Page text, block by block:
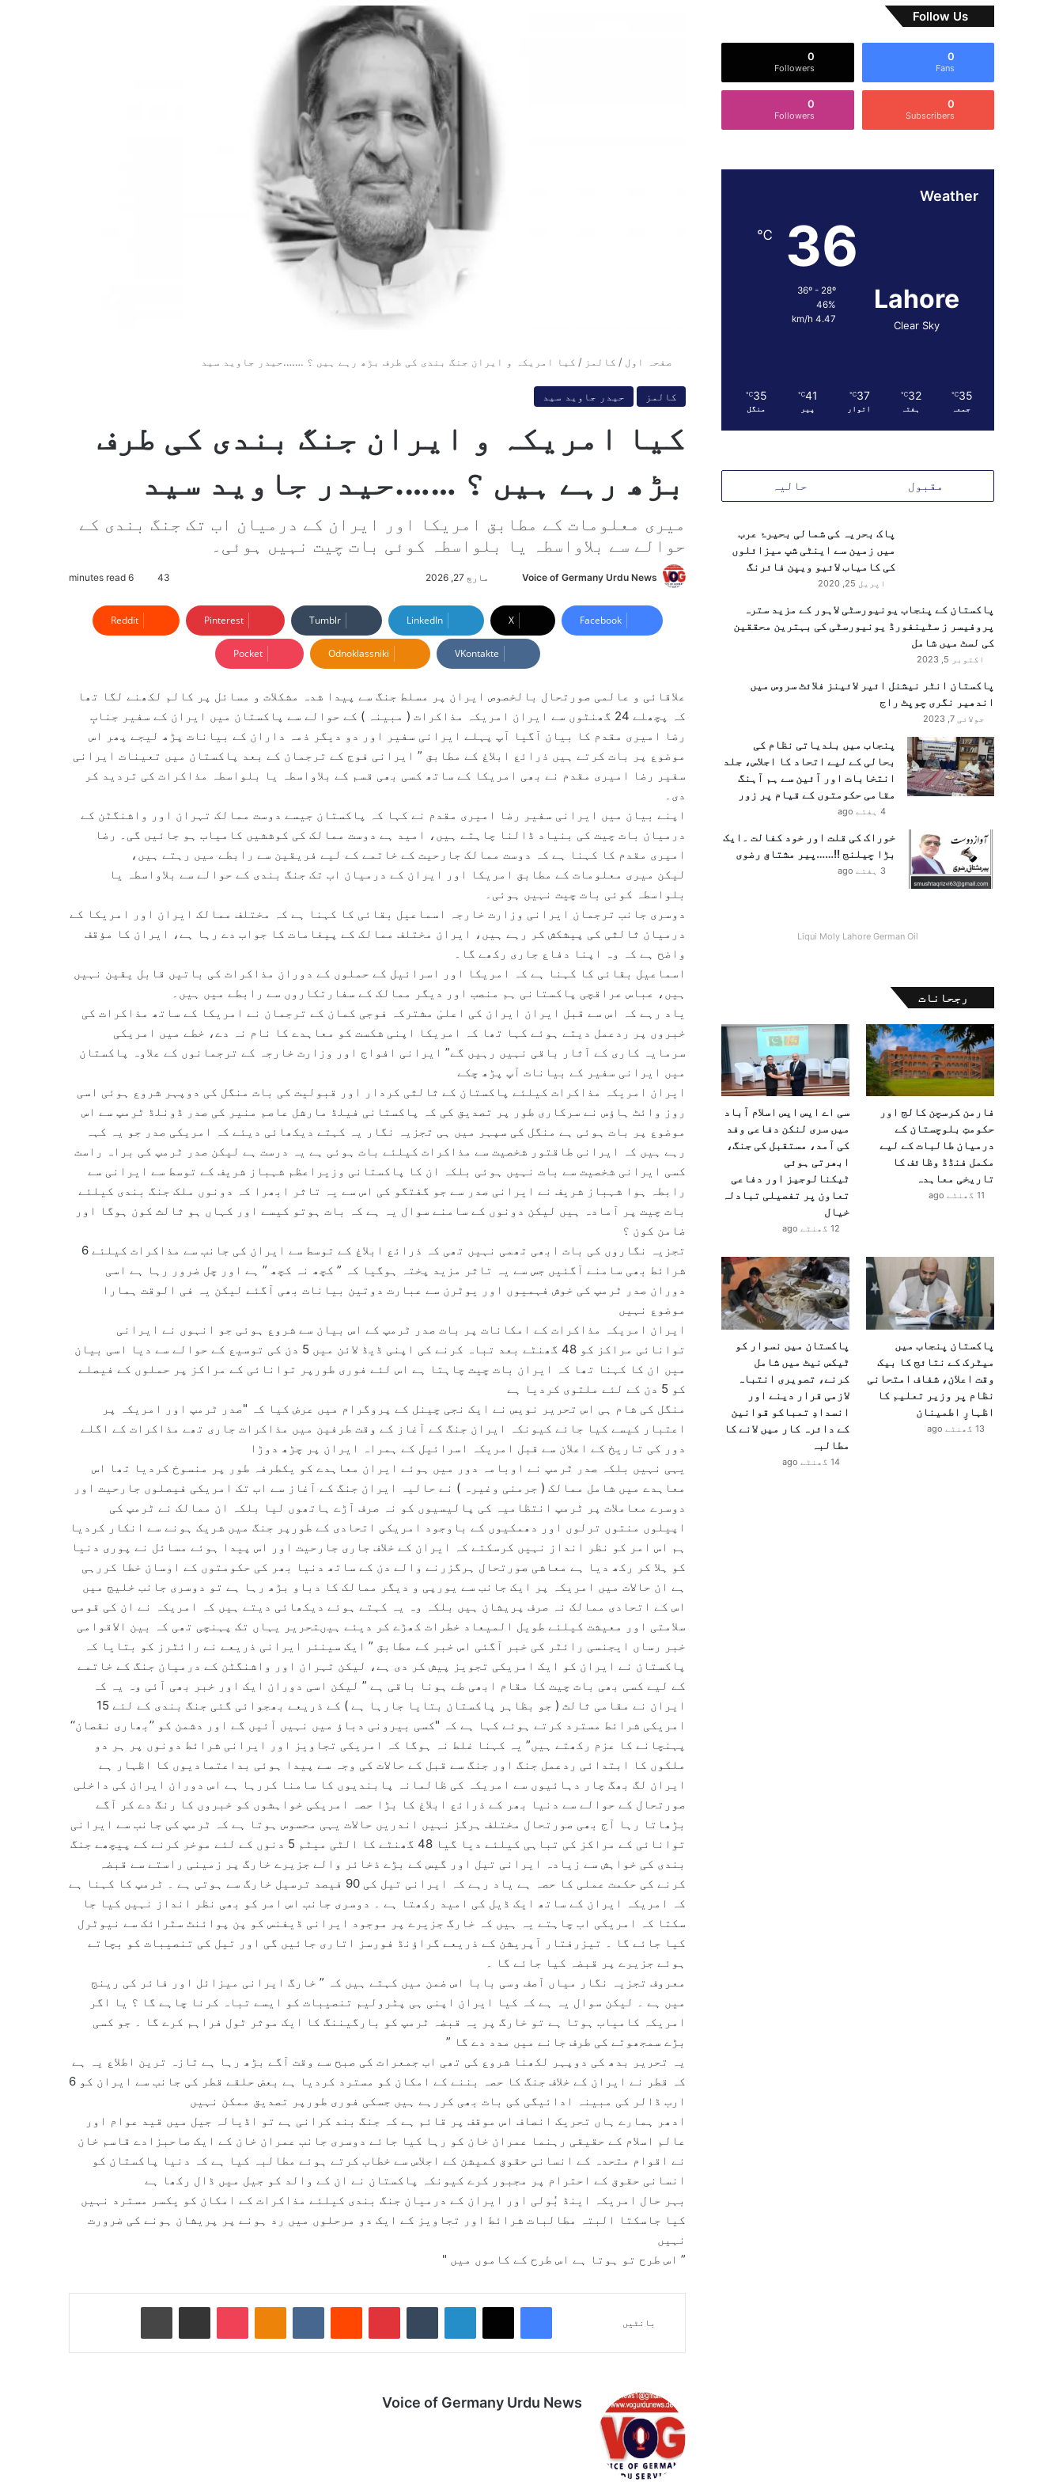
صفحہ اول / کالمز / کیا امریکہ و ایران جنگ بندی کی طرف بڑھ رہے ہیں ؟ …….حیدر جاوید سید
کالمز حیدر جاوید سید
کیا امریکہ و ایران جنگ بندی کی طرف
بڑھ رہے ہیں ؟ …….حیدر جاوید سید
میری معلومات کے مطابق امریکا اور ایران کے درمیان اب تک جنگ بندی کے
حوالے سے بلاواسطہ یا بلواسطہ کوئی بات چیت نہیں ہوئی۔
Voice of Germany Urdu News
n
d
n
a
مارچ 27, 2026 43
Facebook
X
LinkedIn
Tumblr
Pinterest
Reddit
VKontakte
Odnoklassniki
Pocket
علاقائی و عالمی صورتحال بالخصوص ایران پر مسلط جنگ سے پیدا شدہ مشکلات و مسائل پر کالم لکھنے لگا تھا
کہ پچھلے 24 گھنٹوں سے ایران امریکہ مذاکرات ( مبینہ ) کے حوالے سے پاکستان میں ایران کے سفیر جنابِ
رضا امیری مقدم کا بیان آگیا آپ پہلے ایرانی سفیر اور دو دیگر ذمہ داران کے بیانات پڑھ لیجے پھر اس
موضوع پر بات کرتے ہیں ذرائع ابلاغ کے مطابق ” ایرانی فوج کے ترجمان کے بعد پاکستان میں تعینات ایرانی
سفیر رضا امیری مقدم نے بھی امریکا کے ساتھ کسی بھی قسم کے بلاواسطہ یا بلواسطہ مذاکرات کی تردید کر
دی۔
اپنے بیان میں ایرانی سفیر رضا امیری مقدم نے کہا کہ پاکستان جیسے دوست ممالک تہران اور واشنگٹن کے
درمیان بات چیت کی بنیاد ڈالنا چاہتے ہیں، امید ہے دوست ممالک کی کوششیں کامیاب ہو جائیں گی۔ رضا
امیری مقدم کا کہنا ہے کہ دوست ممالک جارحیت کے خاتمے کے لیے فریقین سے رابطے میں رہتے ہیں،
لیکن میری معلومات کے مطابق امریکا اور ایران کے درمیان اب تک جنگ بندی کے حوالے سے بلاواسطہ یا
بلواسطہ کوئی بات چیت نہیں ہوئی۔
دوسری جانب ترجمان ایرانی وزارت خارجہ اسماعیل بقائی کا کہنا ہے کہ مختلف ممالک ایران اور امریکا کے
درمیان ثالثی کی پیشکش کر رہے ہیں، ایران مختلف ممالک کے پیغامات کا جواب دے رہا ہے، ایران کا مؤقف
واضح ہے کہ وہ اپنا دفاع جاری رکھے گا۔
اسماعیل بقائی کا کہنا ہے کہ امریکا اور اسرائیل کے حملوں کے دوران مذاکرات کی باتیں قابل یقین نہیں
ہیں، عباس عراقچی پاکستانی ہم منصب اور دیگر ممالک کے سفارتکاروں سے رابطے میں ہیں۔
یاد رہے کہ اس سے قبل ایران ایران کی اعلیٰ مشترکہ فوجی کمان کے ترجمان نے امریکا کے ساتھ مذاکرات کی
خبروں پر ردعمل دیتے ہوئے کہا تھا کہ امریکا اپنی شکست کو معاہدے کا نام نہ دے، خطے میں امریکی
سرمایہ کاری کے آثار باقی نہیں رہیں گے” ایرانی افواج اور وزارت خارجہ کے ترجمانوں کے علاوہ پاکستان
میں ایرانی سفیر کے بیانات آپ پڑھ چکے
ایران امریکہ مذاکرات کیلئے پاکستان کے ثالثی کردار اور قبولیت کی بات منگل کی دوپہر شروع ہوئی اسی
روز وائٹ ہاؤس نے سرکاری طور پر تصدیق کی کہ پاکستانی فیلڈ مارشل عاصم منیر کی صدر ڈونلڈ ٹرمپ سے اس
موضوع پر بات ہوئی ہے منگل کی سپہر میں ہی تجزیہ نگار یہ کہتے دیکھائی دیئے کہ امریکی صدر جو یہ کہہ
رہے ہیں کہ ایرانی طاقتور شخصیت سے مذاکرات کیلئے بات ہوئی ہے یہ درست ہے لیکن صدر ٹرمپ کی براہ راست
کسی ایرانی شخصیت سے بات نہیں ہوئی بلکہ ان کا پاکستانی وزیراعظم شہباز شریف کے توسط سے ایرانی سے
رابطہ ہوا شہباز شریف نے ایرانی صدر سے جو گفتگو کی اس سے یہ تاثر ابھرا کہ دونوں ملک جنگ بندی کیلئے
بات چیت پر آمادہ ہیں لیکن دونوں کے سامنے سوال یہ ہے کہ بات ہوتو کیسے اور کہاں ہو ثالث کون ہوگا اور
ضامن کون ؟
تجزیہ نگاروں کی بات ابھی تھمی نہیں تھی کہ ذرائع ابلاغ کے توسط سے ایران کی جانب سے مذاکرات کیلئے 6
شرائط بھی سامنے آگئیں جس سے یہ تاثر مزید پختہ ہوگیا کہ ” کچھ نہ کچھ ” ہے اور چل ضرور رہا ہے اسی
دوران صدر ٹرمپ کی خوش فہمیوں اور یوٹرن سے عبارت دوتین بیانات بھی آگئے لیکن یہ فی الوقت ہمارا
موضوع نہیں
ایران امریکہ مذاکرات کے امکانات پر بات صدر ٹرمپ کے اس بیان سے شروع ہوئی جو انہوں نے ایرانی
توانائی مراکز کو 48 گھنٹے بعد تباہ کرنے کی اپنی ڈیڈ لائن میں 5 دن کی توسیع کے حوالے سے دیا اسی بیان
میں ان کا کہنا تھا کہ ایران بات چیت چاہتا ہے اس لئے فوری طورپر توانائی کے مراکز پر حملوں کے فیصلے
کو 5 دن کے لئے ملتوی کردیا ہے
منگل کی شام ہی اس تحریر نویس نے ایک نجی چینل کے پروگرام میں عرض کیا کہ "صدر ٹرمپ اور امریکہ پر
اعتبار کیسے کیا جائے کیونکہ ایران جنگ کے آغاز کے وقت طرفین میں مذاکرات جاری تھے مذاکرات کے اگلے
دور کی تاریخ کے اعلان سے قبل امریکہ اسرائیل کے ہمراہ ایران پر چڑھ دوڑا
یہی نہیں بلکہ صدر ٹرمپ نے اوبامہ دور میں ہوئے ایران معاہدے کو یکطرفہ طور پر منسوخ کردیا تھا اس
معاہدے میں شامل ممالک ( جرمنی وغیرہ ) نے حالیہ ایران جنگ کے آغاز سے اب تک امریکی فیصلوں جارحیت اور
دوسرے معاملات پر ٹرمپ انتظامیہ کی پالیسیوں کو نہ صرف آڑے ہاتھوں لیا بلکہ ان ممالک نے ٹرمپ کی
اپیلوں منتوں ترلوں اور دھمکیوں کے باوجود امریکی اتحادی کے طورپر جنگ میں شریک ہونے سے انکار کردیا
ہم اس امر کو نظر انداز نہیں کرسکتے کہ ایران کے خلاف جاری جارحیت اور اس پیدا ہوئے مسائل نے پوری دنیا
کو ہلا کر رکھ دیا ہے معاشی صورتحال ہرگزرنے والے دن کے ساتھ دنیا بھر کی حکومتوں کے اوسان خطا کررہی
ہے ان حالات میں امریکہ پر ایک جانب سے یورپی و دیگر ممالک کا دباو بڑھ رہا ہے تو دوسری جانب خلیج میں
اس کے اتحادی ممالک نہ صرف پریشان ہیں بلکہ وہ یہ کہتے ہوئے دیکھائی دیتے ہیں کہ امریکہ نے ان کی قومی
سلامتی اور معیشت کیلئے طویل المیعاد خطرات کھڑے کر دیئے ہیںتحریر یہاں تک پہنچی تھی کہ بین الاقوامی
خبر رساں ایجنسی رائٹر کی خبر آگئی اس خبر کے مطابق ” ایک سینئر ایرانی ذریعے نے رائٹرز کو بتایا کہ
پاکستان نے ایران کو ایک امریکی تجویز پیش کر دی ہے، لیکن تہران اور واشنگٹن کے درمیان جنگ کے خاتمے
کے لیے کسی بھی بات چیت کا مقام ابھی طے ہونا باقی ہے ” لیکن اسی دوران ایک اور خبر بھی آئی وہ یہ کہ
ایران نے مقامی ثالث ( جو بظاہر پاکستان بتایا جارہا ہے ) کے ذریعے بھجوائی گئی جنگ بندی کے لئے 15
امریکی شرائط مسترد کرتے ہوئے کہا ہے کہ "کسی بیرونی دباؤ میں نہیں آئیں گے اور دشمن کو ’’بھاری نقصان‘‘
پہنچانے کا عزم رکھتے ہیں” یہ کہنا غلط نہ ہوگا کہ امریکی تجاویز اور ایرانی شرائط دونوں پر ہر دو
ملکوں کا ابتدائی ردعمل جنگ اور جنگ سے قبل کے حالات کی وجہ سے پیدا ہوئی بداعتمادیوں کا اظہار ہے
ایران لگ بھگ چار دہائیوں سے امریکہ کی ظالمانہ پابندیوں کا سامنا کررہا ہے اس دوران ایران کی داخلی
صورتحال کے حوالے سے دنیا بھر کے ذرائع ابلاغ کا بڑا حصہ امریکی خواہشوں کو خبروں کا رنگ دے کر آگے
بڑھاتا رہا آج بھی صورتحال مختلف ہرگز نہیں اندریں حالات یہی محسوس ہوتا ہے کہ ٹرمپ کی جانب سے ایرانی
توانائی کے مراکز کی تباہی کیلئے دیا گیا 48 گھنٹے کا الٹی میٹم 5 دنوں کے لئے موخر کرنے کے پیچھے جنگ
بندی کی خواہش سے زیادہ ایرانی تیل اور گیس کے بڑے ذخائر والے جزیرے خارگ پر زمینی راستے سے قبضہ
کرنے کی حکمت عملی کا حصہ ہے یاد رہے کہ ایرانی تیل کی 90 فیصد ترسیل خارگ سے ہوتی ہے ۔ ٹرمپ کا کہنا ہے
کہ امریکہ ایران کے ساتھ ایک ڈیل کی امید رکھتا ہے ۔ دوسری جانب اس امر کو بھی نظر انداز نہیں کیا جا
سکتا کہ امریکی اب چاہتے یہ ہیں کہ خارگ جزیرے پر موجود ایرانی ڈیفنس کو پن پوائنٹ سٹرائک سے نیوٹرل
کیا جائے گا ۔ تیزرفتار آپریشن کے ذریعے گراؤنڈ فورسز اتاری جائیں گی اور تیل کی تنصیبات کو بچاتے
ہوئے جزیرے پر قبضہ کیا جائے گا ۔
معروف تجزیہ نگار میاں آصف وسی بابا اس ضمن میں کہتے ہیں کہ ” خارگ ایرانی میزائل اور فائر کی رینج
میں ہے ۔ لیکن سوال یہ ہے کہ کیا ایران اپنی ہی پٹرولیم تنصیبات کو ایسے تباہ کرنا چاہے گا ؟ یا اگر
امریکہ کامیاب ہوتا ہے تو خارگ پر یہ قبضہ ٹرمپ کو بارگیننگ کا ایک موثر ٹول فراہم کرے گا ۔ جو کسی
بڑے سمجھوتے کی طرف جانے میں مدد دے گا ”
یہ تحریر بدھ کی دوپہر لکھنا شروع کی تھی اب جمعرات کی صبح سے وقت آگے بڑھ رہا ہے تازہ ترین اطلاع یہ ہے
کہ قطر نے ایران کے خلاف جنگ کا حصہ بننے کے امکان کو مسترد کردیا ہے بعض حلقے قطر کی جانب سے ایران کو 6
ارب ڈالر کی مبینہ ادائیگی کی بات بھی کررہے ہیں جسکی فوری طورپر تصدیق ممکن نہیں
ادھر ہمارے ہاں تحریک انصاف اس موقف پر قائم ہے کہ جنگ بند کرانی ہے تو اڈیالہ جیل میں قید عوام اور
عالم اسلام کے حقیقی رہنما عمران خان کو رہا کیا جائے دوسری جانب عمران خان کے ایک صاحبزادے قاسم خان
نے اقوام متحدہ کے انسانی حقوق کمیشن کے اجلاس سے خطاب کرتے ہوئے مطالبہ کیا ہے کہ دنیا پاکستان کو
انسانی حقوق کے احترام پر مجبور کرے کیونکہ پاکستان نے ان کے والد کو جیل میں ڈال رکھا ہے
بہر حال امریکہ اینڈ بُولی اور ایران کے درمیان جنگ بندی کیلئے مذاکرات کے امکان کو یکسر مسترد نہیں
کیا جاسکتا البتہ مطالبات شرائط اور تجاویز کے ایک دو مرحلوں میں رد ہونے پر پریشان ہونے کی ضرورت
نہیں
” اس طرح تو ہوتا ہے اس طرح کے کاموں میں "
بانٹیں
X
LinkedIn
VKontakte ای میل کے ذریعے شیئر کریں
Voice of Germany Urdu News
Follow Us
0
Fans
0
Followers
0
Subscribers
0
Followers
Weather
Lahore
Clear Sky
36
℃
36º - 28º
46%
4.47 km/h
35
℃
جمعہ
32
℃
ہفتہ
37
℃
اتوار
41
℃
پیر
35
℃
منگل
مقبول حالیہ
پاک بحریہ کی شمالی بحیرۂ عرب
میں زمین سے اینٹی شپ میزائلوں
کی کامیاب لائیو ویپن فائرنگ
اپریل 25, 2020
پاکستان کے پنجاب یونیورسٹی لاہور کے مزید سترہ
پروفیسر ز سٹینفورڈ یونیورسٹی کی بہترین محققین
کی لسٹ میں شامل
اکتوبر 5, 2023
پاکستان انٹر نیشنل ائیر لائینز فلائٹ سروس میں
اندھیر نگری چوپٹ راج
جولائی 7, 2023
پنجاب میں بلدیاتی نظام کی
بحالی کے لیے اتحاد کا اجلاس، جلد
انتخابات اور آئین سے ہم آہنگ
مقامی حکومتوں کے قیام پر زور
4 ہفتے ago
خوراک کی قلت اور خود کفالت ۔ایک
بڑا چیلنج !!……پیر مشتاق رضوی
3 ہفتے ago
Liqui Moly Lahore German Oil
رجحانات
فارمن کرسچن کالج اور
حکومتِ بلوچستان کے
درمیان طالبات کے لیے
مکمل فنڈڈ وظائف کا
تاریخی معاہدہ
11 گھنٹے ago
سی اے ایس ایس اسلام آباد
میں سری لنکن دفاعی وفد
کی آمد، مستقبل کی جنگ،
ابھرتی ہوئی
ٹیکنالوجیز اور دفاعی
تعاون پر تفصیلی تبادلہ
خیال
12 گھنٹے ago
پاکستان پنجاب میں
میٹرک کے نتائج کا بیک
وقت اعلان، شفاف امتحانی
نظام پر وزیر تعلیم کا
اظہارِ اطمینان
13 گھنٹے ago
پاکستان میں نسوار کو
ٹیکس نیٹ میں شامل
کرنے، تصویری انتباہ
لازمی قرار دینے اور
انسدادِ تمباکو قوانین
کے دائرہ کار میں لانے کا
مطالبہ
14 گھنٹے ago